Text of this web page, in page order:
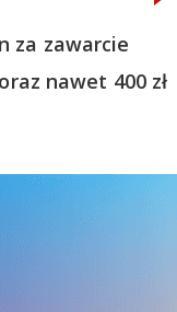
za zawarcie
nawet 400 zł